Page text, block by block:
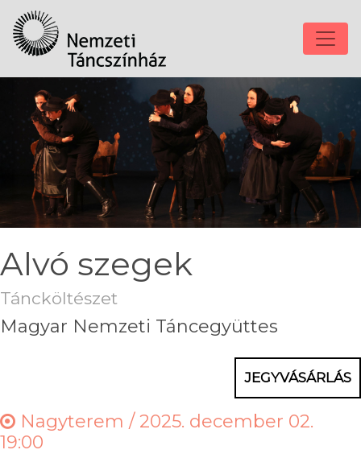
Alvó szegek
Táncköltészet
Magyar Nemzeti Táncegyüttes
JEGYVÁSÁRLÁS
Nagyterem /2025. december 02.
19:00